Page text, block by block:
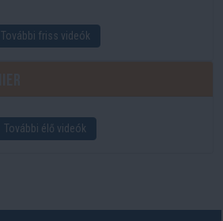
További friss videók
További élő videók